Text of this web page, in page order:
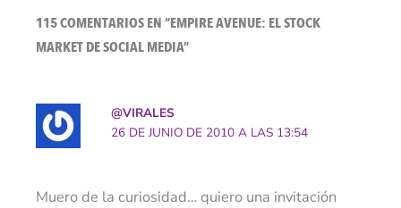
115 COMENTARIOS EN “EMPIRE AVENUE: EL STOCK
MARKET DE SOCIAL MEDIA”
@VIRALES
26 DE JUNIO DE 2010 A LAS 13:54
Muero de la curiosidad… quiero una invitación